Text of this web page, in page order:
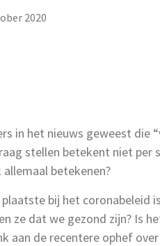
2020
in het nieuws geweest die
stellen betekent niet per
betekenen?
bij het coronabeleid
ze dat we gezond zijn? Is
aan de recentere ophef